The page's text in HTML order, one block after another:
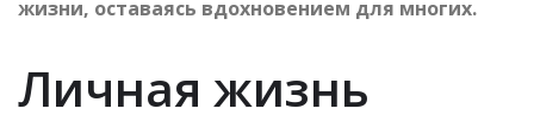
жизни, оставаясь вдохновением для многих.
Личная жизнь